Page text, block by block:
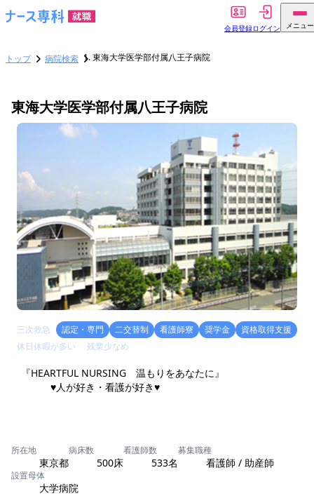
会員登録ログイン メニュー
トップ 病院検索 東海大学医学部付属八王子病院
東海大学医学部付属八王子病院
三次救急 認定・専門 二交替制 看護師寮 奨学金
資格取得支援
休日休暇が多い
残業少なめ
『HEARTFUL NURSING 温もりをあなたに』
♥人が好き・看護が好き♥
所在地
東京都
病床数
500床
看護師数
533名
募集職種
看護師 / 助産師
設置母体
大学病院